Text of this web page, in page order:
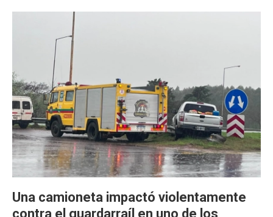
Una camioneta impactó violentamente
contra el guardarraíl en uno de los